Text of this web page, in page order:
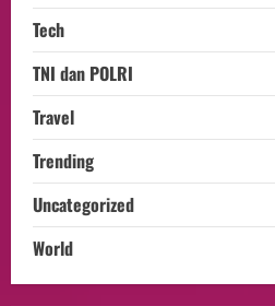
Tech
TNI dan POLRI
Travel
Trending
Uncategorized
World